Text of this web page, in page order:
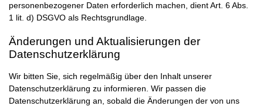
personenbezogener Daten erforderlich machen, dient Art. 6 Abs.
1 lit. d) DSGVO als Rechtsgrundlage.
Änderungen und Aktualisierungen der
Datenschutzerklärung
Wir bitten Sie, sich regelmäßig über den Inhalt unserer
Datenschutzerklärung zu informieren. Wir passen die
Datenschutzerklärung an, sobald die Änderungen der von uns